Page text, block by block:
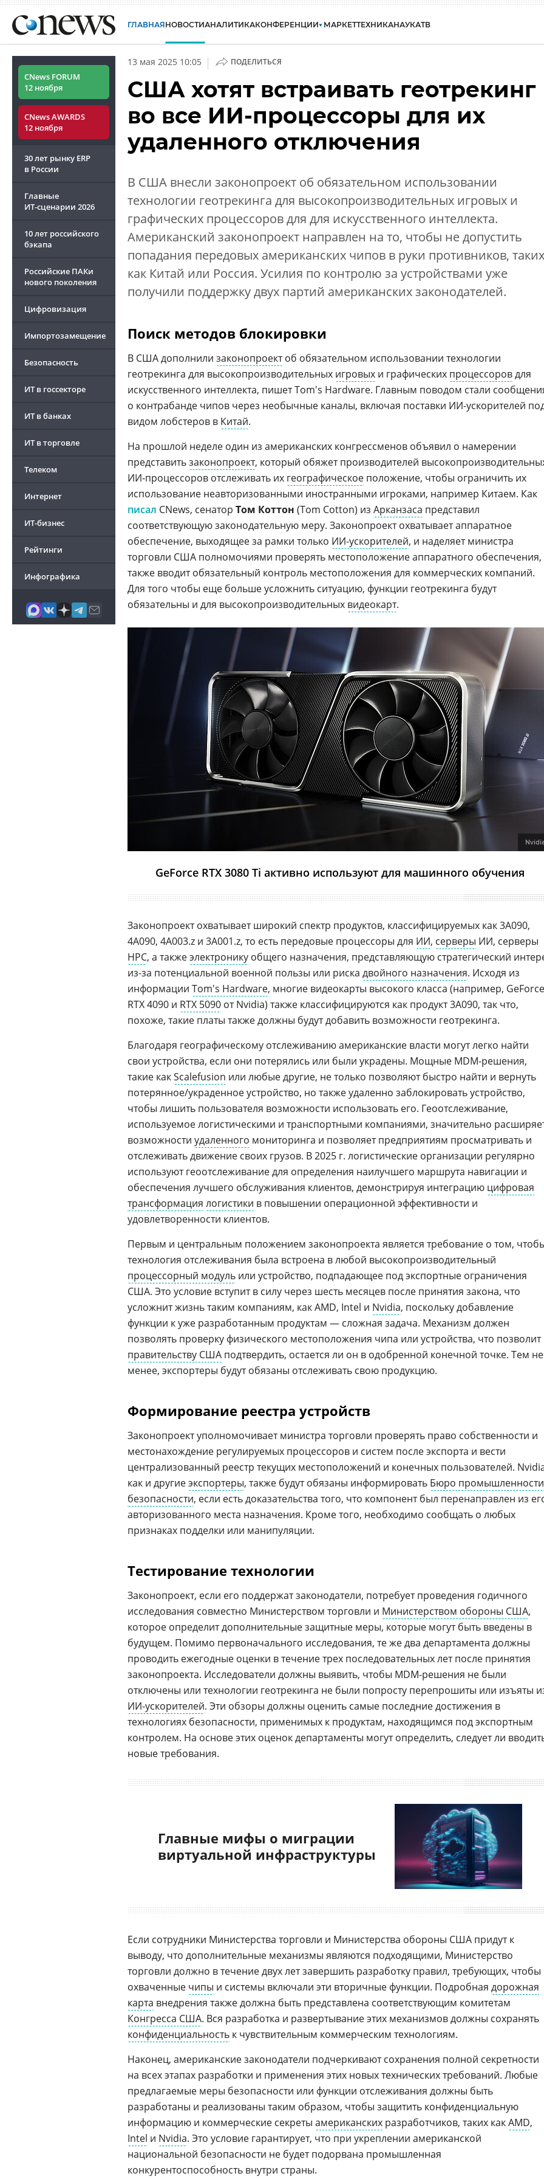
ГЛАВНАЯНОВОСТИАНАЛИТИКАКОНФЕРЕНЦИИ МАРКЕТТЕХНИКАНАУКАТВ
CNews FORUM
12 ноября
CNews AWARDS
12 ноября
30 лет рынку ERP
в России
Главные
ИТ-сценарии 2026
10 лет российского
бэкапа
Российские ПАКи
нового поколения
Цифровизация
Импортозамещение
Безопасность
ИТ в госсекторе
ИТ в банках
ИТ в торговле
Телеком
Интернет
ИТ-бизнес
Рейтинги
Инфографика
13 мая 2025 10:05 | ПОДЕЛИТЬСЯ
США хотят встраивать геотрекинг
во все ИИ-процессоры для их
удаленного отключения
В США внесли законопроект об обязательном использовании
технологии геотрекинга для высокопроизводительных игровых и
графических процессоров для для искусственного интеллекта.
Американский законопроект направлен на то, чтобы не допустить
попадания передовых американских чипов в руки противников, таких
как Китай или Россия. Усилия по контролю за устройствами уже
получили поддержку двух партий американских законодателей.
Поиск методов блокировки
В США дополнили законопроектоб обязательном использовании технологии
геотрекинга для высокопроизводительных игровых и графических процессоровдля
искусственного интеллекта, пишет Tom's Hardware. Главным поводом стали
о контрабанде чипов через необычные каналы, включая поставки ИИ-ускорителей
видом лобстеров в Китай.
На прошлой неделе один из американских конгрессменов объявил о намерении
представитьзаконопроект, который обяжет производителей
ИИ-процессоров отслеживать их географическое положение, чтобы ограничить их
использование неавторизованными иностранными игроками, например Китаем. Как
писал CNews, сенатор Том Коттон (Tom Cotton) из Арканзаса представил
соответствующую законодательную меру. Законопроект охватывает аппаратное
обеспечение, выходящее за рамки только ИИ-ускорителей, и наделяет министра
торговли США полномочиями проверять местоположение аппаратного обеспечения,
также вводит обязательный контроль местоположения для коммерческих компаний.
Для того чтобы еще больше усложнить ситуацию, функции геотрекинга будут
обязательны и для высокопроизводительных видеокарт.
GeForce RTX 3080 Ti активно используют для машинного обучения
Законопроект охватывает широкий спектр продуктов, классифицируемых как 3A090,
4A090, 4A003.z и 3A001.z, то есть передовые процессоры для ИИ, серверы ИИ, серверы
HPC, а такжеэлектронику общего назначения, представляющую стратегический
из-за потенциальной военной пользы или риска двойного назначения. Исходя из
информации Tom's Hardware, многие видеокарты высокого класса (например, GeForce
RTX 4090 и RTX 5090 от Nvidia) также классифицируются как продукт 3A090, так что,
похоже, такие платы также должны будут добавить возможности геотрекинга.
Благодаря географическому отслеживанию американские власти могут легко найти
свои устройства, если они потерялись или были украдены. Мощные MDM-решения,
такие какScalefusion или любые другие, не только позволяют быстро найти и вернуть
потерянное/украденное устройство, но также удаленно заблокировать устройство,
чтобы лишить пользователя возможности использовать его. Геоотслеживание,
используемое логистическими и транспортными компаниями, значительно
возможности удаленного мониторинга и позволяет предприятиям просматривать и
отслеживать движение своих грузов. В 2025 г. логистические организации регулярно
используют геоотслеживание для определения наилучшего маршрута навигации и
обеспечения лучшего обслуживания клиентов, демонстрируя интеграцию цифровая
трансформация логистики в повышении операционной эффективности и
удовлетворенности клиентов.
Первым и центральным положением законопроекта является требование о том,
технология отслеживания была встроена в любой высокопроизводительный
процессорный модуль или устройство, подпадающее под экспортные ограничения
США. Это условие вступит в силу через шесть месяцев после принятия закона, что
усложнит жизнь таким компаниям, как AMD, Intel и Nvidia, поскольку добавление
функции к уже разработанным продуктам — сложная задача. Механизм должен
позволять проверку физического местоположения чипа или устройства, что позволит
правительству США подтвердить, остается ли он в одобренной конечной точке. Тем не
менее, экспортеры будут обязаны отслеживать свою продукцию.
Формирование реестра устройств
Законопроект уполномочивает министра торговли проверять право собственности и
местонахождение регулируемых процессоров и систем после экспорта и вести
централизованный реестр текущих местоположений и конечных пользователей.
как и другиеэкспортеры, также будут обязаны информировать Бюро
безопасности, если есть доказательства того, что компонент был перенаправлен из
авторизованного места назначения. Кроме того, необходимо сообщать о любых
признаках подделки или манипуляции.
Тестирование технологии
Законопроект, если его поддержат законодатели, потребует проведения годичного
исследования совместно Министерством торговли и Министерством обороны США,
которое определит дополнительные защитные меры, которые могут быть введены в
будущем. Помимо первоначального исследования, те же два департамента должны
проводить ежегодные оценки в течение трех последовательных лет после принятия
законопроекта. Исследователи должны выявить, чтобы MDM-решения не были
отключены или технологии геотрекинга не были попросту перепрошиты или изъяты
ИИ-ускорителей. Эти обзоры должны оценить самые последние достижения в
технологиях безопасности, применимых к продуктам, находящимся под экспортным
контролем. На основе этих оценок департаменты могут определить, следует ли
новые требования.
Главные мифы о миграции
виртуальной инфраструктуры
Если сотрудники Министерства торговли и Министерства обороны США придут к
выводу, что дополнительные механизмы являются подходящими, Министерство
торговли должно в течение двух лет завершить разработку правил, требующих, чтобы
охваченные чипы и системы включали эти вторичные функции. Подробная дорожная
карта внедрения также должна быть представлена соответствующим комитетам
Конгресса США. Вся разработка и развертывание этих механизмов должны сохранять
конфиденциальность к чувствительным коммерческим технологиям.
Наконец, американские законодатели подчеркивают сохранения полной секретности
на всех этапах разработки и применения этих новых технических требований. Любые
предлагаемые меры безопасности или функции отслеживания должны быть
разработаны и реализованы таким образом, чтобы защитить конфиденциальную
информацию и коммерческие секреты американских разработчиков, таких какAMD,
Intel и Nvidia. Это условие гарантирует, что при укреплении американской
национальной безопасности не будет подорвана промышленная
конкурентоспособность внутри страны.